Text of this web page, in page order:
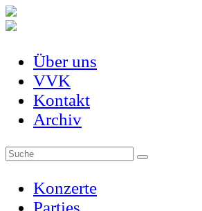
Über uns
VVK
Kontakt
Archiv
Konzerte
Parties